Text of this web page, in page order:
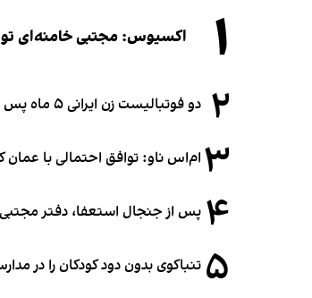
۱ اکسیوس: مجتبی خامنه‌ای
۲ دو فوتبالیست زن ایرانی ۵ ماه پس از پناهندگی، شهروند استرالیا شدند
۳ ام‌اس ناو: توافق احتمالی با عمان
۴ پس از جنجال استعفا، دفتر مجتبی
۵ تنباکوی بدون دود کودکان را در